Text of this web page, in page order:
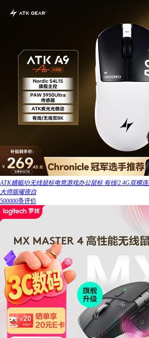
ATK蜻蜓A9无线鼠标电竞游戏办公鼠标 有线/2.4G双模
大师版曜夜白
500000条评价